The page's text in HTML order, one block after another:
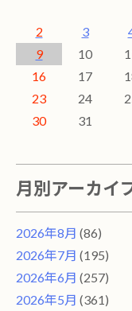
2
3
9
10
16
17
23
24
30
31
月別アーカイ
2026年8月 (86)
2026年7月 (195)
2026年6月 (257)
2026年5月 (361)